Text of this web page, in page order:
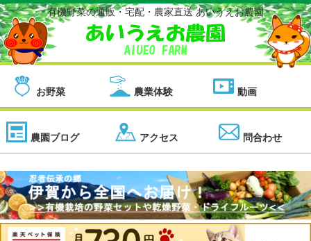
有機野菜の通販・宅配・農家直送 あいうえお農園
お野菜 農業体験 動画
農園ブログ アクセス 問合わせ